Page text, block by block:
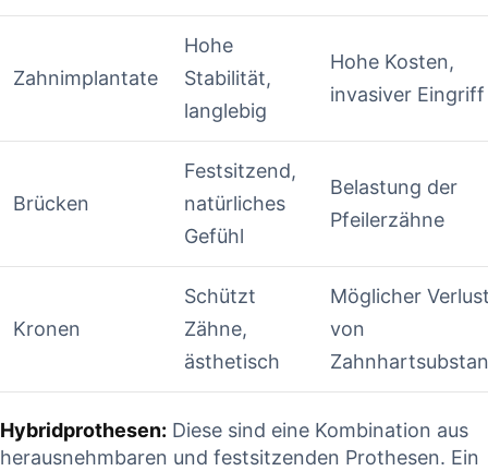
Zahnimplantate
Hohe
⁤Stabilität,
langlebig
Hohe Kosten,
invasiver⁢ Eingriff
Brücken
Festsitzend,
natürliches⁤
Gefühl
Belastung⁢ der
Pfeilerzähne
Kronen
Schützt
Zähne,
ästhetisch
Möglicher
von​
Hybridprothesen: Diese sind eine ​Kombination ‌aus
herausnehmbaren und festsitzenden Prothesen.​ Ein